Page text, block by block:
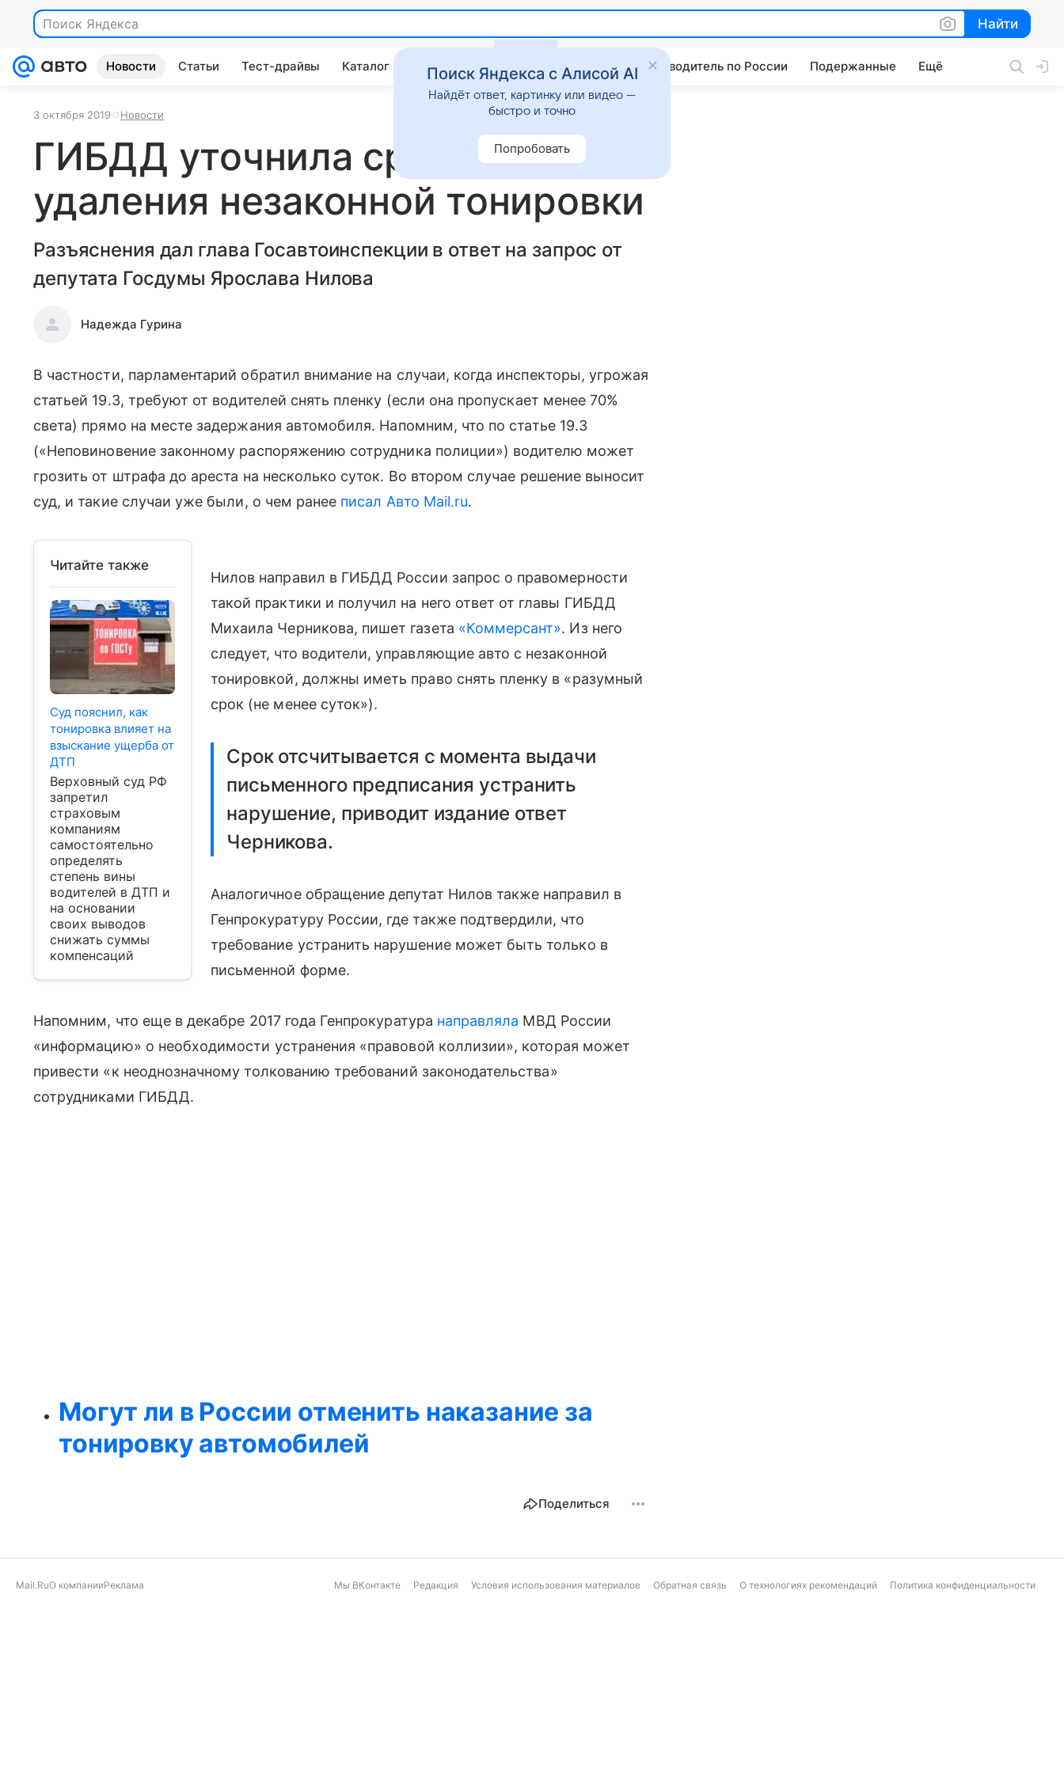
Поиск Яндекса Найти
Найти
Новости Статьи Тест-драйвы Каталог Китайские авто Штрафы и ПДД Путеводитель по России Подержанные Ещё
3 октября 2019 Новости
ГИБДД уточнила сроки для
удаления незаконной тонировки
Разъяснения дал глава Госавтоинспекции в ответ на запрос от
депутата Госдумы Ярослава Нилова
Надежда Гурина
В частности, парламентарий обратил внимание на случаи, когда инспекторы, угрожая
статьей 19.3, требуют от водителей снять пленку (если она пропускает менее 70%
света) прямо на месте задержания автомобиля. Напомним, что по статье 19.3
(«Неповиновение законному распоряжению сотрудника полиции») водителю может
грозить от штрафа до ареста на несколько суток. Во втором случае решение выносит
суд, и такие случаи уже были, о чем ранее писал Авто Mail.ru.
Читайте также
Суд пояснил, как
тонировка влияет на
взыскание ущерба от
ДТП
Верховный суд РФ
запретил
страховым
компаниям
самостоятельно
определять
степень вины
водителей в ДТП и
на основании
своих выводов
снижать суммы
компенсаций
Нилов направил в ГИБДД России запрос о правомерности
такой практики и получил на него ответ от главы ГИБДД
Михаила Черникова, пишет газета «Коммерсант». Из него
следует, что водители, управляющие авто с незаконной
тонировкой, должны иметь право снять пленку в «разумный
срок (не менее суток»).
Срок отсчитывается с момента выдачи
письменного предписания устранить
нарушение, приводит издание ответ
Черникова.
Аналогичное обращение депутат Нилов также направил в
Генпрокуратуру России, где также подтвердили, что
требование устранить нарушение может быть только в
письменной форме.
Напомним, что еще в декабре 2017 года Генпрокуратура направляла МВД России
«информацию» о необходимости устранения «правовой коллизии», которая может
привести «к неоднозначному толкованию требований законодательства»
сотрудниками ГИБДД.
Могут ли в России отменить наказание за
тонировку автомобилей
Поделиться
Mail.RuО компанииРеклама Мы ВКонтакте Редакция Условия использования материалов Обратная связь О технологиях рекомендаций Политика конфиденциальности
Поиск Яндекса с Алисой AI
Найдёт ответ, картинку или видео —
быстро и точно
Попробовать